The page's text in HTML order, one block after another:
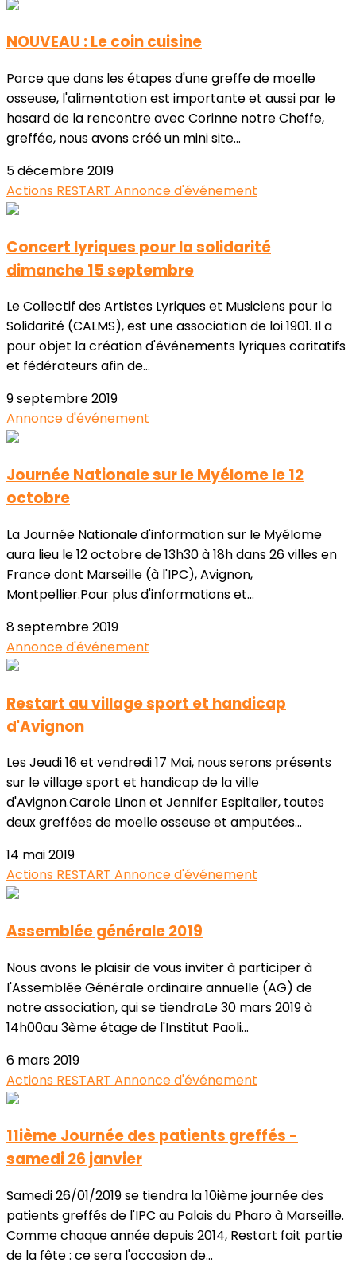
NOUVEAU : Le coin cuisine
Parce que dans les étapes d'une greffe de moelle
osseuse, l'alimentation est importante et aussi par le
hasard de la rencontre avec Corinne notre Cheffe,
greffée, nous avons créé un mini site...
5 décembre 2019
Actions RESTART Annonce d'événement
Concert lyriques pour la solidarité
dimanche 15 septembre
Le Collectif des Artistes Lyriques et Musiciens pour la
Solidarité (CALMS), est une association de loi 1901. Il a
pour objet la création d'événements lyriques caritatifs
et fédérateurs afin de...
9 septembre 2019
Annonce d'événement
Journée Nationale sur le Myélome le 12
octobre
La Journée Nationale d'information sur le Myélome
aura lieu le 12 octobre de 13h30 à 18h dans 26 villes en
France dont Marseille (à l'IPC), Avignon,
Montpellier.Pour plus d'informations et...
8 septembre 2019
Annonce d'événement
Restart au village sport et handicap
d'Avignon
Les Jeudi 16 et vendredi 17 Mai, nous serons présents
sur le village sport et handicap de la ville
d'Avignon.Carole Linon et Jennifer Espitalier, toutes
deux greffées de moelle osseuse et amputées...
14 mai 2019
Actions RESTART Annonce d'événement
Assemblée générale 2019
Nous avons le plaisir de vous inviter à participer à
l'Assemblée Générale ordinaire annuelle (AG) de
notre association, qui se tiendraLe 30 mars 2019 à
14h00au 3ème étage de l'Institut Paoli...
6 mars 2019
Actions RESTART Annonce d'événement
11ième Journée des patients greffés -
samedi 26 janvier
Samedi 26/01/2019 se tiendra la 10ième journée des
patients greffés de l'IPC au Palais du Pharo à Marseille.
Comme chaque année depuis 2014, Restart fait partie
de la fête : ce sera l'occasion de...